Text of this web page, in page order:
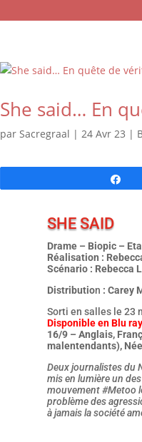
She said… En
par Sacregraal | 24 Avr 23 |
SHE SAID
Drame – Biopic –
Réalisation :
Scénario : Rebecca
Distribution : Carey
Sorti en salles le 23
Disponible en Blu
16/9 – Anglais,
malentendants),
Deux journalistes du
mis en lumière un
mouvement #Metoo
problème des
à jamais la société